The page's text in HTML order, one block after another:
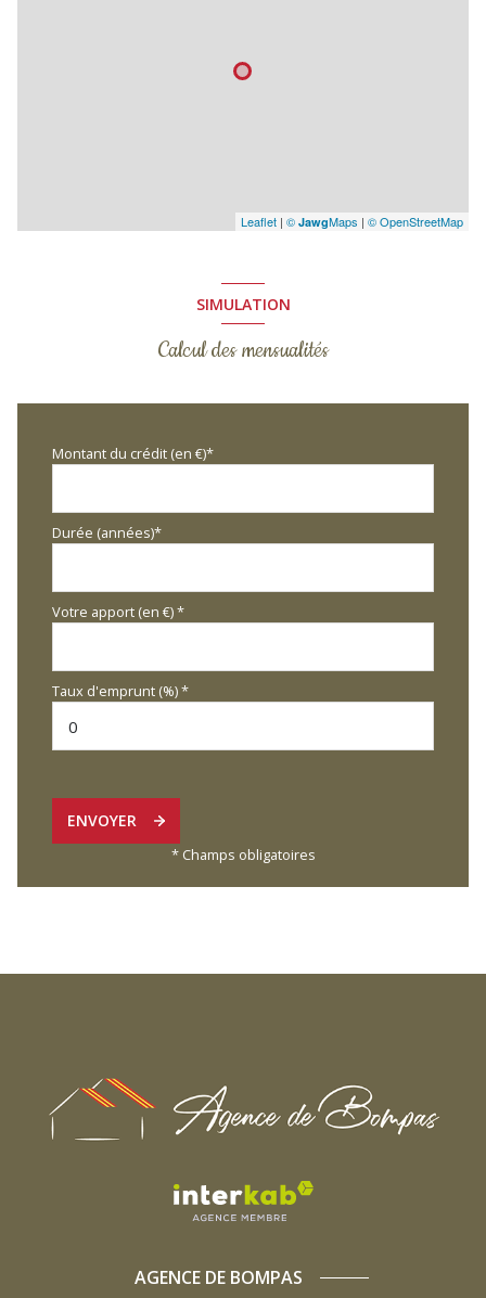
Leaflet | © JawgMaps | © OpenStreetMap
SIMULATION
Calcul des mensualités
Montant du crédit (en €)*
Durée (années)*
Votre apport (en €) *
Taux d'emprunt (%) *
ENVOYER
* Champs obligatoires
AGENCE DE BOMPAS